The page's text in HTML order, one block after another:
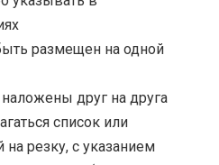
размещен на одной
друг на друга
список или
резку, с указанием